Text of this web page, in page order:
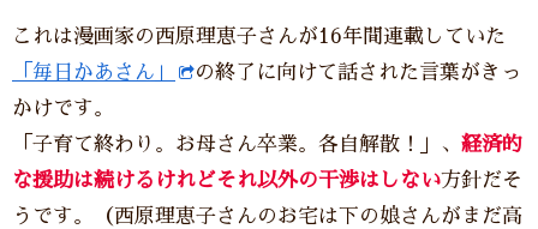
これは漫画家の西原理恵子さんが16年間連載していた
「毎日かあさん」
の終了に向けて話された言葉がきっ
かけです。
「子育て終わり。お母さん卒業。各自解散！」、 経済的
な援助は続けるけれどそれ以外の干渉はしない方針だそ
うです。（西原理恵子さんのお宅は下の娘さんがまだ高